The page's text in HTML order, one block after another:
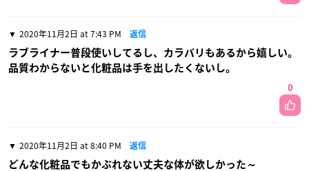
2020年11月2日 at 7:43 PM 返信
ラブライナー普段使いしてるし、カラバリもあるから嬉しい。
品質わからないと化粧品は手を出したくないし。
0
2020年11月2日 at 8:40 PM 返信
どんな化粧品でもかぶれない丈夫な体が欲しかった～